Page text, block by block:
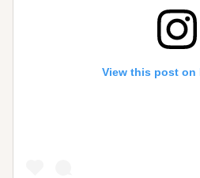
View this post on